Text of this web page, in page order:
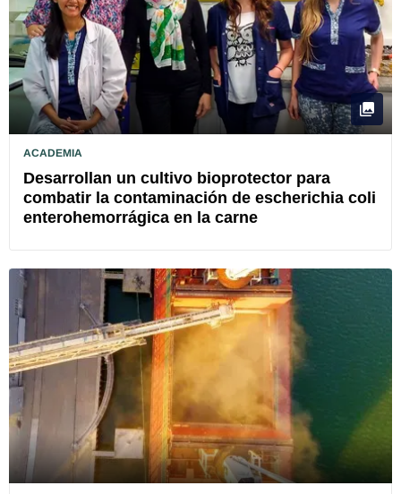
ACADEMIA
Desarrollan un cultivo bioprotector para
combatir la contaminación de escherichia coli
enterohemorrágica en la carne